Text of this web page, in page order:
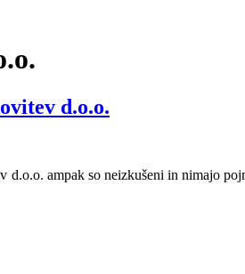
d.o.o.
ampak so neizkušeni in nimajo